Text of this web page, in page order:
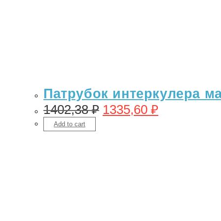
Патрубок интеркулера
1402,38₽ 1335,60 ₽
Add to cart